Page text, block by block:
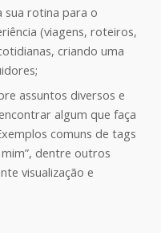
sua rotina para o
(viagens, roteiros,
criando uma
assuntos diversos e
algum que faça
comuns de tags
dentre outros
visualização e